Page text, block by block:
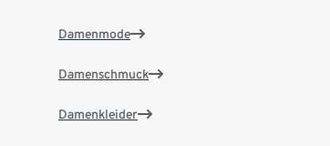
Damenmode
Damenschmuck
Damenkleider